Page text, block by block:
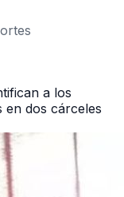
a los
en dos cárceles